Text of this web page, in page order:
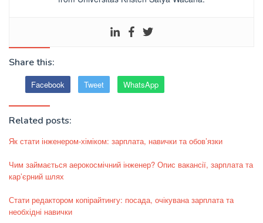
Share this:
Facebook Tweet WhatsApp
Related posts:
Як стати інженером-хіміком: зарплата, навички та обов’язки
Чим займається аерокосмічний інженер? Опис вакансії, зарплата та
кар’єрний шлях
Стати редактором копірайтингу: посада, очікувана зарплата та
необхідні навички